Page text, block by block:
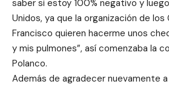
saber si estoy 100% negativo y
Unidos, ya que la organización de los
Francisco quieren hacerme unos
y mis pulmones”, así comenzaba la
Polanco.
Además de agradecer nuevamente